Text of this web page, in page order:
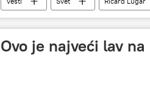
Ovo je najveći lav na